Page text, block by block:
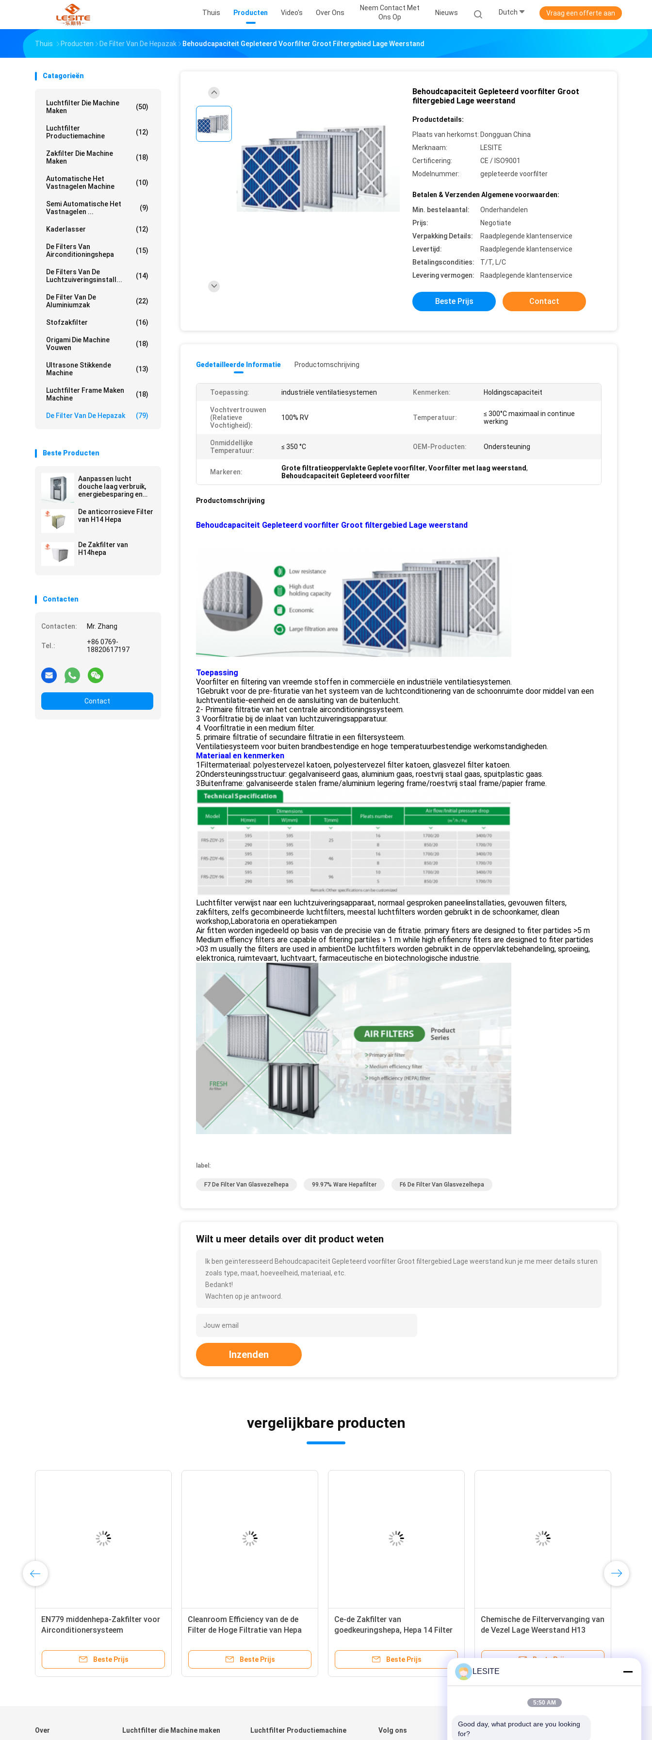
Thuis Producten Video's Over Ons
Neem Contact Met
Ons Op
Nieuws Dutch Vraag een offerte aan
Thuis Producten De Filter Van De Hepazak Behoudcapaciteit Gepleteerd Voorfilter Groot Filtergebied Lage Weerstand
Catagorieën
Luchtfilter Die Machine
Maken
(50)
Luchtfilter
Productiemachine
(12)
Zakfilter Die Machine
Maken
(18)
Automatische Het
Vastnagelen Machine
(10)
Semi Automatische Het
Vastnagelen ...
(9)
Kaderlasser (12)
De Filters Van
Airconditioningshepa
(15)
De Filters Van De
Luchtzuiveringsinstall...
(14)
De Filter Van De
Aluminiumzak
(22)
Stofzakfilter (16)
Origami Die Machine
Vouwen
(18)
Ultrasone Stikkende
Machine
(13)
Luchtfilter Frame Maken
Machine
(18)
De Filter Van De Hepazak (79)
Beste Producten
Aanpassen lucht
douche laag verbruik,
energiebesparing en
De anticorrosieve Filter
van H14 Hepa
De Zakfilter van
H14hepa
Contacten
Contacten: Mr. Zhang
Tel.:
+86 0769-
18820617197
Contact
Behoudcapaciteit Gepleteerd voorfilter Groot
filtergebied Lage weerstand
Productdetails:
Plaats van herkomst: Dongguan China
Merknaam:
LESITE
Certificering:
CE / ISO9001
Modelnummer:
gepleteerde voorfilter
Betalen & Verzenden Algemene voorwaarden:
Min. bestelaantal:
Onderhandelen
Prijs:
Negotiate
Verpakking Details:
Raadplegende klantenservice
Levertijd:
Raadplegende klantenservice
Betalingscondities:
T/T, L/C
Levering vermogen:
Raadplegende klantenservice
Beste Prijs Contact
Gedetailleerde Informatie Productomschrijving
Toepassing: industriële ventilatiesystemen Kenmerken: Holdingscapaciteit
Vochtvertrouwen
(relatieve
Vochtigheid):
100% RV Temperatuur:
≤ 300°C maximaal in continue
werking
Onmiddellijke
Temperatuur:
≤ 350 °C OEM-Producten: Ondersteuning
Markeren: Grote filtratieoppervlakte Geplete voorfilter, Voorfilter met laag weerstand,
Behoudcapaciteit Gepleteerd voorfilter
Productomschrijving
Behoudcapaciteit Gepleteerd voorfilter Groot filtergebied Lage weerstand
Toepassing
Voorfilter en filtering van vreemde stoffen in commerciële en industriële ventilatiesystemen.
1Gebruikt voor de pre-fituratie van het systeem van de luchtconditionering van de schoonruimte door middel van een
luchtventilatie-eenheid en de aansluiting van de buitenlucht.
2- Primaire filtratie van het centrale airconditioningssysteem.
3 Voorfiltratie bij de inlaat van luchtzuiveringsapparatuur.
4. Voorfiltratie in een medium filter.
5. primaire filtratie of secundaire filtratie in een filtersysteem.
Ventilatiesysteem voor buiten brandbestendige en hoge temperatuurbestendige werkomstandigheden.
Materiaal en kenmerken
1Filtermateriaal: polyestervezel katoen, polyestervezel filter katoen, glasvezel filter katoen.
2Ondersteuningsstructuur: gegalvaniseerd gaas, aluminium gaas, roestvrij staal gaas, spuitplastic gaas.
3Buitenframe: galvaniseerde stalen frame/aluminium legering frame/roestvrij staal frame/papier frame.
Luchtfilter verwijst naar een luchtzuiveringsapparaat, normaal gesproken paneelinstallaties, gevouwen filters,
zakfilters, zelfs gecombineerde luchtfilters, meestal luchtfilters worden gebruikt in de schoonkamer, dlean
workshop,Laboratoria en operatiekampen
Air fitten worden ingedeeld op basis van de precisie van de fitratie. primary fiters are designed to fiter partides >5 m
Medium effiency filters are capable of fitering partiles » 1 m while high efifiencny fiters are designed to fiter partides
>03 m usually the filters are used in ambientDe luchtfilters worden gebruikt in de oppervlaktebehandeling, sproeiing,
elektronica, ruimtevaart, luchtvaart, farmaceutische en biotechnologische industrie.
label:
F7 De Filter Van Glasvezelhepa 99.97% Ware Hepafilter F6 De Filter Van Glasvezelhepa
Wilt u meer details over dit product weten
Ik ben geïnteresseerd Behoudcapaciteit Gepleteerd voorfilter Groot filtergebied Lage weerstand kun je me meer details sturen
zoals type, maat, hoeveelheid, materiaal, etc.
Bedankt!
Wachten op je antwoord.
Inzenden
vergelijkbare producten
EN779 middenhepa-Zakfilter voor
Airconditionersysteem
Beste Prijs
Cleanroom Efficiency van de de
Filter de Hoge Filtratie van Hepa
Beste Prijs
Ce-de Zakfilter van
goedkeuringshepa, Hepa 14 Filter
Beste Prijs
Chemische de Filtervervanging van
de Vezel Lage Weerstand H13
Beste Prijs
Over Luchtfilter die Machine maken Luchtfilter Productiemachine Volg ons Mail ons
LESITE
5:50 AM
Good day, what product are you looking
for?